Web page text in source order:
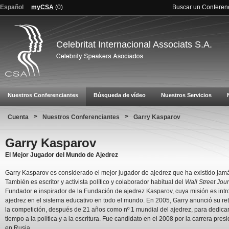
Español myCSA (0) Buscar un
Celebritat Internacional Associats S.A.
Nuestros Conferenciantes Búsqueda de vídeo Nuestros Servicios
Cuenta > Nuestros Conferenciantes > Garry Kasparov
Garry Kasparov
El Mejor Jugador del Mundo de Ajedrez
Garry Kasparov es considerado el mejor jugador de ajedrez que ha existido
También es escritor y activista político y colaborador habitual del Wall Street
Fundador e inspirador de la Fundación de ajedrez Kasparov, cuya misión es
ajedrez en el sistema educativo en todo el mundo. En 2005, Garry anunció su
la competición, después de 21 años como nº 1 mundial del ajedrez, para
tiempo a la política y a la escritura. Fue candidato en el 2008 por la carrera